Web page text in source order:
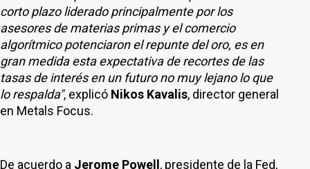
corto plazo liderado principalmente por los
asesores de materias primas y el comercio
algorítmico potenciaron el repunte del oro, es en
gran medida esta expectativa de recortes de las
tasas de interés en un futuro no muy lejano lo que
lo respalda", explicó Nikos Kavalis, director general
en Metals Focus.
De acuerdo a Jerome Powell , presidente de la Fed,